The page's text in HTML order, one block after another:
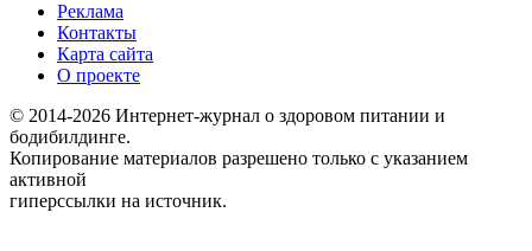
Реклама
Контакты
Карта сайта
О проекте
© 2014-2026 Интернет-журнал о здоровом питании и
бодибилдинге.
Копирование материалов разрешено только с указанием
активной
гиперссылки на источник.